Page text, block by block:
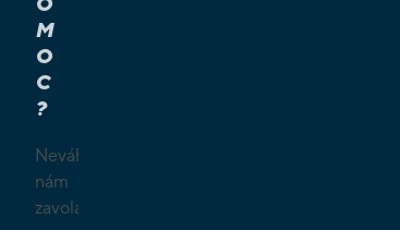
M
O
C
?
Neváhejte
nám
zavolat.